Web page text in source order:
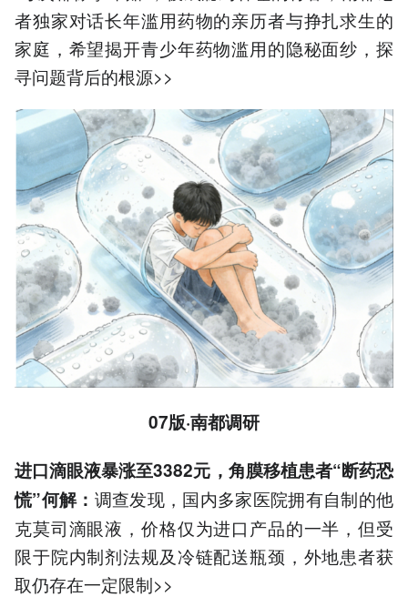
者独家对话长年滥用药物的亲历者与挣扎求生的
家庭，希望揭开青少年药物滥用的隐秘面纱，探
寻问题背后的根源>>
07版·南都调研
进口滴眼液暴涨至3382元，角膜移植患者“断药恐
慌”何解： 调查发现，国内多家医院拥有自制的他
克莫司滴眼液，价格仅为进口产品的一半，但受
限于院内制剂法规及冷链配送瓶颈，外地患者获
取仍存在一定限制>>